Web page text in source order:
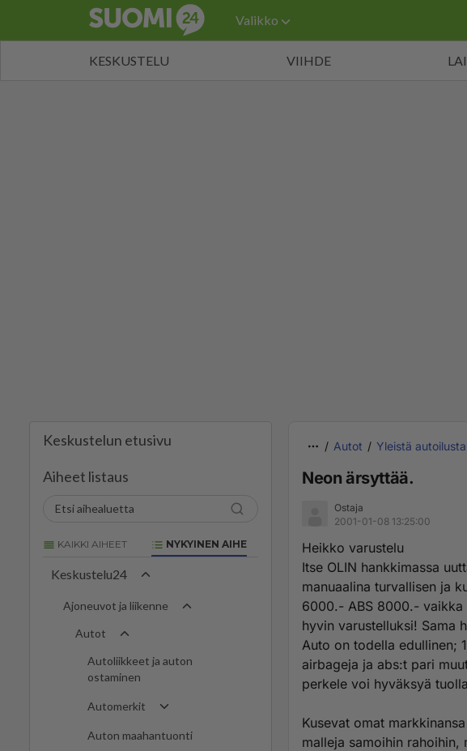
Valikko
KESKUSTELU VIIHDE
Keskustelun etusivu
Aiheet listaus
KAIKKI AIHEET NYKYINEN AIHE
Keskustelu24
Ajoneuvot ja liikenne
Autot
Autoliikkeet ja auton
ostaminen
Automerkit
Auton maahantuonti
Autot Yleistä autoilusta
Neon ärsyttää.
Ostaja
2001-01-08 13:25:00
Heikko varustelu
Itse OLIN hankkimassa
manuaalina turvallisen ja
6000.- ABS 8000.- vaikka
hyvin varustelluksi! Sama
Auto on todella edullinen;
airbageja ja abs:t pari
perkele voi hyväksyä
Kusevat omat
malleja samoihin